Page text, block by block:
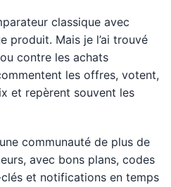
classique avec
produit. Mais je l’ai trouvé
contre les achats
les offres, votent,
et repèrent souvent les
communauté de plus de
avec bons plans, codes
et notifications en temps